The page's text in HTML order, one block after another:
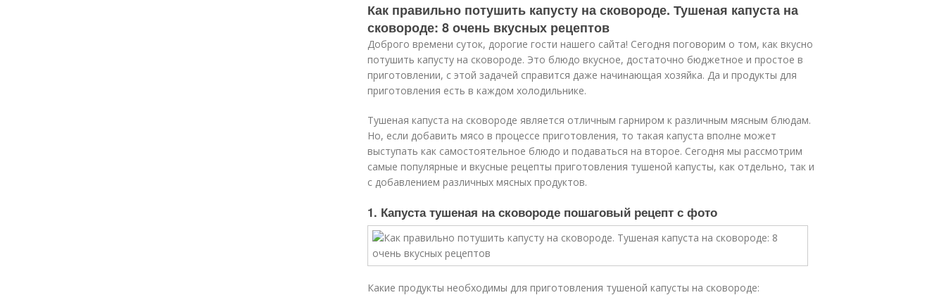
Как правильно потушить капусту на сковороде. Тушеная капуста на
сковороде: 8 очень вкусных рецептов
Доброго времени суток, дорогие гости нашего сайта! Сегодня поговорим о том, как вкусно
потушить капусту на сковороде. Это блюдо вкусное, достаточно бюджетное и простое в
приготовлении, с этой задачей справится даже начинающая хозяйка. Да и продукты для
приготовления есть в каждом холодильнике.
Тушеная капуста на сковороде является отличным гарниром к различным мясным блюдам.
Но, если добавить мясо в процессе приготовления, то такая капуста вполне может
выступать как самостоятельное блюдо и подаваться на второе. Сегодня мы рассмотрим
самые популярные и вкусные рецепты приготовления тушеной капусты, как отдельно, так и
с добавлением различных мясных продуктов.
1. Капуста тушеная на сковороде пошаговый рецепт с фото
Какие продукты необходимы для приготовления тушеной капусты на сковороде: